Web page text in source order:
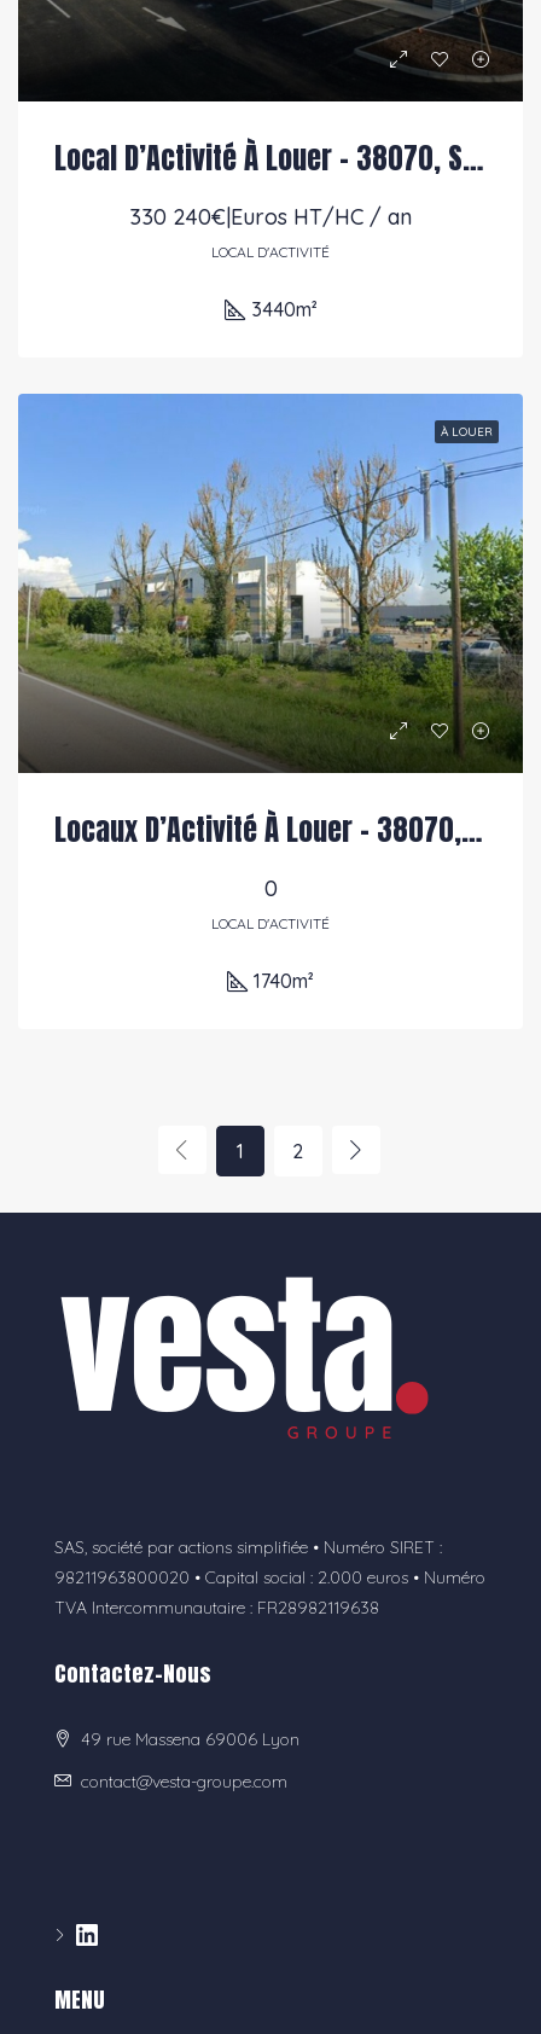
Local D’Activité À Louer – 38070, Saint-Quentin-Fallavier
330 240€|Euros HT/HC / an
LOCAL D'ACTIVITÉ
3440m²
À LOUER
Locaux D’Activité À Louer – 38070, Saint Quentin Fallavier
0
LOCAL D'ACTIVITÉ
1740m²
1 2
SAS, société par actions simplifiée • Numéro SIRET :
98211963800020 • Capital social : 2.000 euros • Numéro
TVA Intercommunautaire : FR28982119638
Contactez-Nous
49 rue Massena 69006 Lyon
contact@vesta-groupe.com
MENU